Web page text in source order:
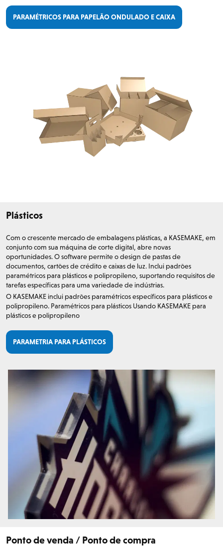
PARAMÉTRICOS PARA PAPELÃO ONDULADO E CAIXA
Plásticos
Com o crescente mercado de embalagens plásticas, a KASEMAKE, em
conjunto com sua máquina de corte digital, abre novas
oportunidades. O software permite o design de pastas de
documentos, cartões de crédito e caixas de luz. Inclui padrões
paramétricos para plásticos e polipropileno, suportando requisitos de
tarefas específicas para uma variedade de indústrias.
O KASEMAKE inclui padrões paramétricos específicos para plásticos e
polipropileno. Paramétricos para plásticos Usando KASEMAKE para
plásticos e polipropileno
PARAMETRIA PARA PLÁSTICOS
Ponto de venda / Ponto de compra